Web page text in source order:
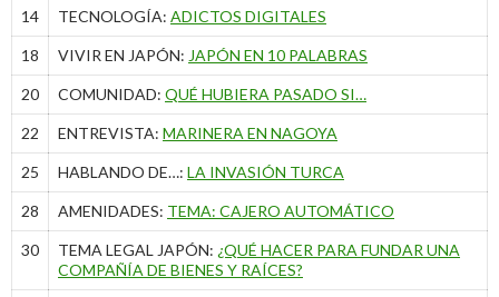
14 TECNOLOGÍA: ADICTOS DIGITALES
18 VIVIR EN JAPÓN: JAPÓN EN 10 PALABRAS
20 COMUNIDAD: QUÉ HUBIERA PASADO SI…
22 ENTREVISTA: MARINERA EN NAGOYA
25 HABLANDO DE…: LA INVASIÓN TURCA
28 AMENIDADES: TEMA: CAJERO AUTOMÁTICO
30 TEMA LEGAL JAPÓN: ¿QUÉ HACER PARA FUNDAR UNA
COMPAÑÍA DE BIENES Y RAÍCES?